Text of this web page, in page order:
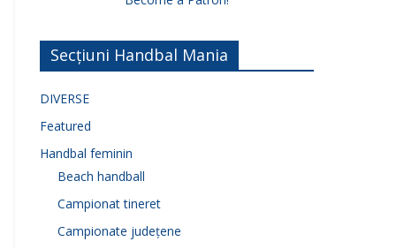
Secțiuni Handbal Mania
DIVERSE
Featured
Handbal feminin
Beach handball
Campionat tineret
Campionate județene